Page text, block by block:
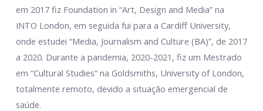
em 2017 fiz Foundation in “Art, Design and Media” na
INTO London, em seguida fui para a Cardiff University,
onde estudei “Media, Journalism and Culture (BA)”, de 2017
a 2020. Durante a pandemia, 2020-2021, fiz um Mestrado
em “Cultural Studies” na Goldsmiths, University of London,
totalmente remoto, devido a situação emergencial de
saúde.